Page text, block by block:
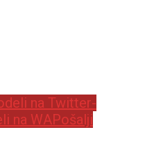
na Twitter-
na WAPošalji